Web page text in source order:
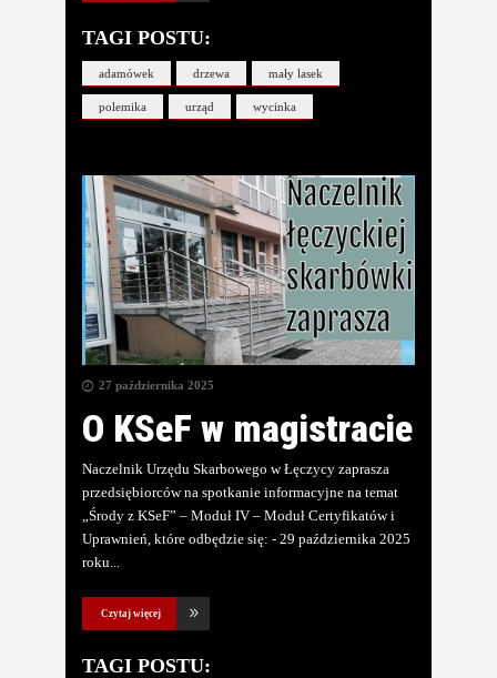
TAGI POSTU:
adamówek drzewa mały lasek
polemika urząd wycinka
27 października 2025
O KSeF w magistracie
Naczelnik Urzędu Skarbowego w Łęczycy zaprasza
przedsiębiorców na spotkanie informacyjne na temat
„Środy z KSeF” – Moduł IV – Moduł Certyfikatów i
Uprawnień, które odbędzie się: - 29 października 2025
roku
Czytaj więcej
TAGI POSTU: